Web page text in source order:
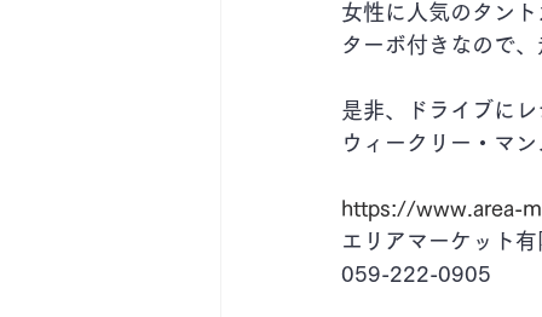
女性に人気のタン
ターボ付きなので
是非、ドライブに
ウィークリー・マ
https://www.area-
エリアマーケット
059-222-0905